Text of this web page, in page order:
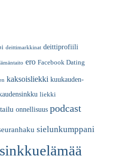
deittimarkkinat deittiprofiili
ero Facebook Dating
kaksoisliekki kuukauden-
liekki
onnellisuus podcast
sielunkumppani
sinkkuelämää